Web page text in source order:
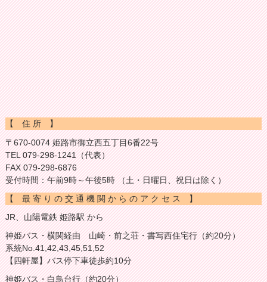
【 住 所 】
〒670-0074 姫路市御立西五丁目6番22号
TEL 079-298-1241（代表）
FAX 079-298-6876
受付時間：午前9時～午後5時 （土・日曜日、祝日は除く）
【 最 寄 り の 交 通 機 関 か ら の ア ク セ ス 】
JR、山陽電鉄 姫路駅 から
神姫バス・横関経由 山崎・前之荘・書写西住宅行（約20分）
系統No.41,42,43,45,51,52
【四軒屋】バス停下車徒歩約10分
神姫バス・白鳥台行（約20分）